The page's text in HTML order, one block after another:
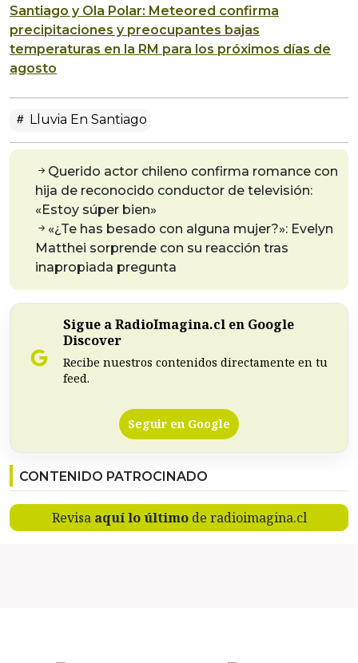
Santiago y Ola Polar: Meteored confirma
precipitaciones y preocupantes bajas
temperaturas en la RM para los próximos días de
agosto
Lluvia En Santiago
Querido actor chileno confirma romance con
hija de reconocido conductor de televisión:
«Estoy súper bien»
«¿Te has besado con alguna mujer?»: Evelyn
Matthei sorprende con su reacción tras
inapropiada pregunta
Sigue a RadioImagina.cl en Google
Discover
Recibe nuestros contenidos directamente en tu
feed.
Seguir en Google
CONTENIDO PATROCINADO
Revisa aquí lo últimode radioimagina.cl